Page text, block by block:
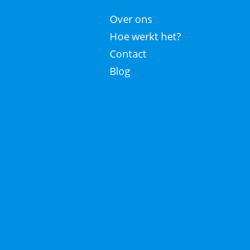
Over ons
Hoe werkt het?
Contact
Blog